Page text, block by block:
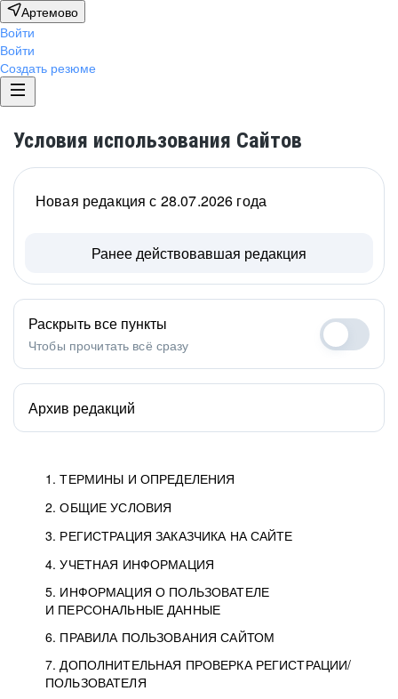
Артемово
Войти
Войти
Создать резюме
Условия использования Сайтов
1. ТЕРМИНЫ И ОПРЕДЕЛЕНИЯ
2. ОБЩИЕ УСЛОВИЯ
3. РЕГИСТРАЦИЯ ЗАКАЗЧИКА НА САЙТЕ
4. УЧЕТНАЯ ИНФОРМАЦИЯ
5. ИНФОРМАЦИЯ О ПОЛЬЗОВАТЕЛЕ
И ПЕРСОНАЛЬНЫЕ ДАННЫЕ
6. ПРАВИЛА ПОЛЬЗОВАНИЯ САЙТОМ
7. ДОПОЛНИТЕЛЬНАЯ ПРОВЕРКА РЕГИСТРАЦИИ/
ПОЛЬЗОВАТЕЛЯ
Новая редакция с 28.07.2026 года
Ранее действовавшая редакция
Раскрыть все пункты
Чтобы прочитать всё сразу
Архив редакций